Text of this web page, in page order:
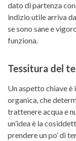
dato di partenza
indizio utile arriva
se sono sane e
funziona.
Tessitura del
Un aspetto chiave
organica, che
trattenere acqua e
un’idea è la
prendere un po’ di